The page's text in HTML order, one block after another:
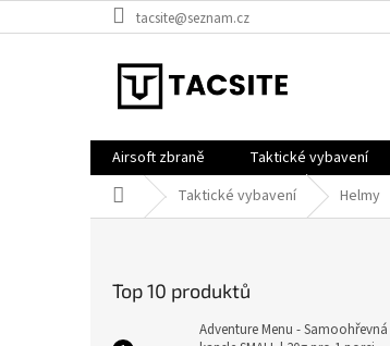
na
tacsite@seznam.cz
Airsoft zbraně Taktické vybavení
Domů Taktické vybavení Helmy
Top 10 produktů
Adventure Menu - Samoohřevná